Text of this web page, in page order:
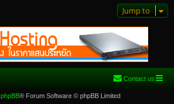
Jump to
Contact us
phpBB® Forum Software © phpBB Limited